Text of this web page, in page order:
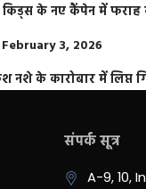
के नए कैंपेन में फराह
February 3, 2026
नशे के कारोबार में लिप्त
संपर्क सूत्र
A-9, 10,